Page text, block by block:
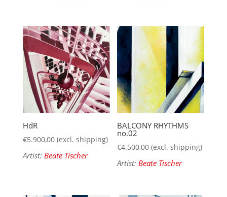
HdR
€5.900,00 (excl. shipping)
Artist: Beate Tischer
BALCONY RHYTHMS
no.02
€4.500,00 (excl. shipping)
Artist:Beate Tischer